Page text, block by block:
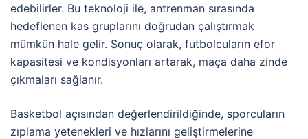
edebilirler. Bu teknoloji ile, antrenman sırasında
hedeflenen kas gruplarını doğrudan çalıştırmak
mümkün hale gelir. Sonuç olarak, futbolcuların efor
kapasitesi ve kondisyonları artarak, maça daha zinde
çıkmaları sağlanır.
Basketbol açısından değerlendirildiğinde, sporcuların
zıplama yetenekleri ve hızlarını geliştirmelerine